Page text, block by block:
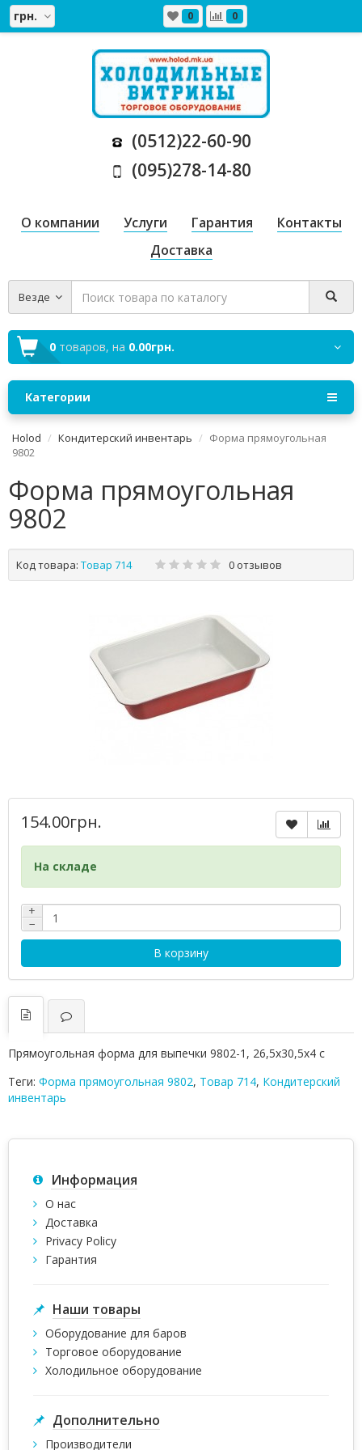
грн. 0 0
(0512)22-60-90
(095)278-14-80
О компании Услуги Гарантия
Контакты
Доставка
Везде
0 товаров, на 0.00грн.
Категории
Holod Кондитерский инвентарь
Форма прямоугольная
9802
Форма прямоугольная
9802
Код товара: Товар 714 0 отзывов
154.00грн.
На складе
+
−
В корзину
Прямоугольная форма для выпечки 9802-1, 26,5х30,5х4 с
Теги: Форма прямоугольная 9802, Товар 714, Кондитерский
инвентарь
Информация
О нас
Доставка
Privacy Policy
Гарантия
Наши товары
Оборудование для баров
Торговое оборудование
Холодильное оборудование
Дополнительно
Производители